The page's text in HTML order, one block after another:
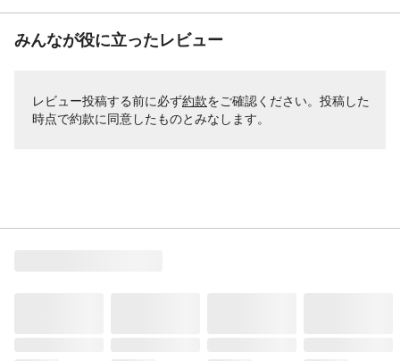
みんなが役に立ったレビュー
レビュー投稿する前に必ず約款をご確認ください。投稿した
時点で約款に同意したものとみなします。